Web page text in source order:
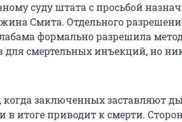
суду штата с просьбой
Смита. Отдельного
формально разрешила метод
для смертельных инъекций, но
когда заключенных заставляют
в итоге приводит к смерти.